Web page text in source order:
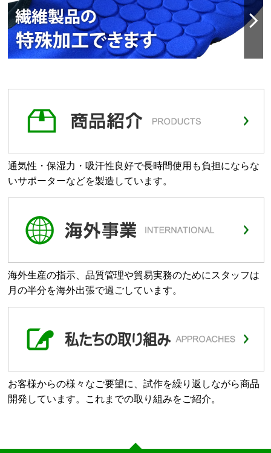
通気性・保湿力・吸汗性良好で長時間使用も負担にならな
いサポーターなどを製造しています。
海外生産の指示、品質管理や貿易実務のためにスタッフは
月の半分を海外出張で過ごしています。
お客様からの様々なご要望に、試作を繰り返しながら商品
開発しています。これまでの取り組みをご紹介。